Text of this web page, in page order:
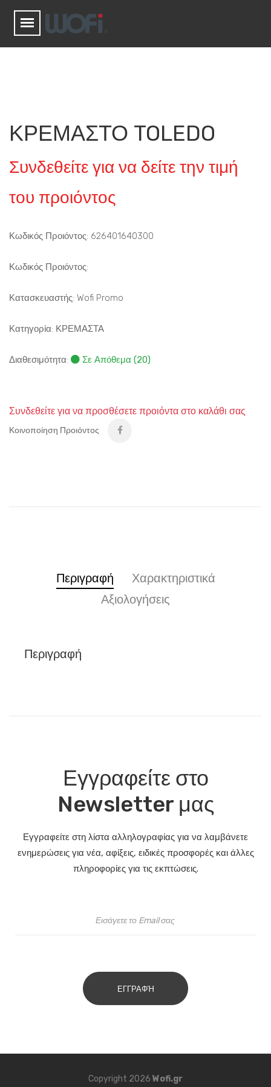
ΚΡΕΜΑΣΤΟ TOLEDO
Συνδεθείτε για να δείτε την τιμή
του προιόντος
Κωδικός Προιόντος: 626401640300
Κωδικός Προιόντος:
Κατασκευαστής: Wofi Promo
Κατηγορία: ΚΡΕΜΑΣΤΑ
Διαθεσιμότητα: Σε Απόθεμα (20)
Συνδεθείτε για να προσθέσετε προιόντα στο καλάθι σας
Κοινοποίηση Προιόντος
Περιγραφή
Χαρακτηριστικά
Αξιολογήσεις
Περιγραφή
Εγγραφείτε στο
Newsletter μας
Εγγραφείτε στη λίστα αλληλογραφίας για να λαμβάνετε
ενημερώσεις για νέα, αφίξεις, ειδικές προσφορές και άλλες
πληροφορίες για τις εκπτώσεις.
ΕΓΓΡΑΦΉ
Copyright 2026 Wofi.gr